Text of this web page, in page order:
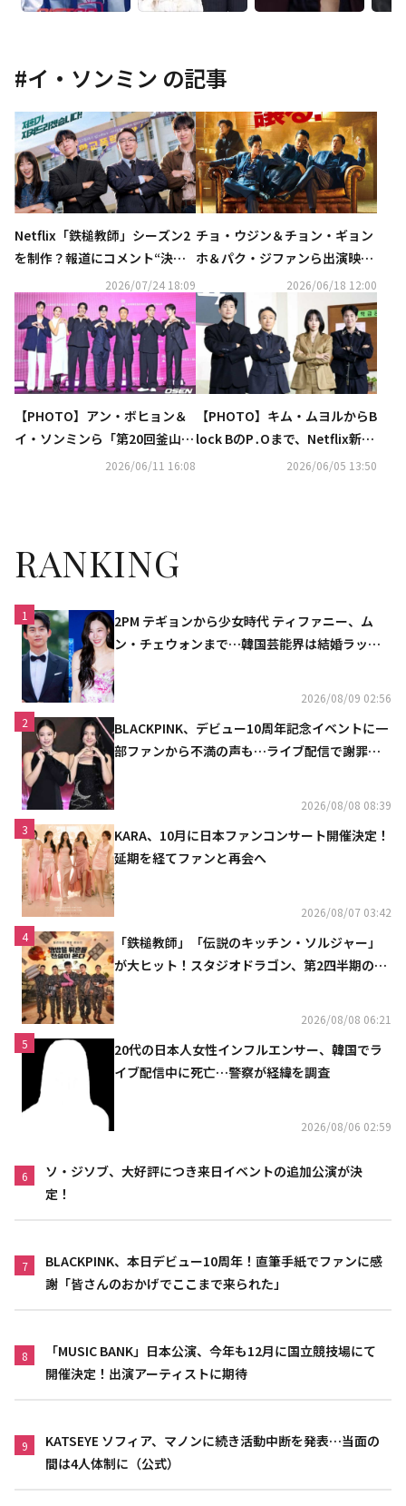
#イ・ソンミン の記事
Netflix「鉄槌教師」シーズン2
を制作？報道にコメント“決ま
ったことはない”2026/07/24 18:09
チョ・ウジン＆チョン・ギョン
ホ＆パク・ジファンら出演映画
「BOSS／ボス」10月23日に日
本公開！
2026/06/18 12:00
【PHOTO】アン・ボヒョン＆
イ・ソンミンら「第20回釜山コ
ンテンツマーケット」に出席
2026/06/11 16:08
【PHOTO】キム・ムヨルからB
lock BのP․Oまで、Netflix新ド
ラマ「鉄槌教師」制作発表会に
2026/06/05 13:50
RANKING
1
2PM テギョンから少女時代 ティファニー、ム
ン・チェウォンまで…韓国芸能界は結婚ラッシ
2026/08/09 02:56
2
BLACKPINK、デビュー10周年記念イベントに一
部ファンから不満の声も…ライブ配信で謝罪
2026/08/08 08:39
3
KARA、10月に日本ファンコンサート開催決定！
延期を経てファンと再会へ
2026/08/07 03:42
4
「鉄槌教師」「伝説のキッチン・ソルジャー」
が大ヒット！スタジオドラゴン、第2四半期の売
2026/08/08 06:21
5
20代の日本人女性インフルエンサー、韓国でラ
イブ配信中に死亡…警察が経緯を調査
2026/08/06 02:59
6
ソ・ジソブ、大好評につき来日イベントの追加公演が決
定！
7
BLACKPINK、本日デビュー10周年！直筆手紙でファンに感
謝「皆さんのおかげでここまで来られた」
8
「MUSIC BANK」日本公演、今年も12月に国立競技場にて
開催決定！出演アーティストに期待
9
KATSEYE ソフィア、マノンに続き活動中断を発表…当面の
間は4人体制に（公式）